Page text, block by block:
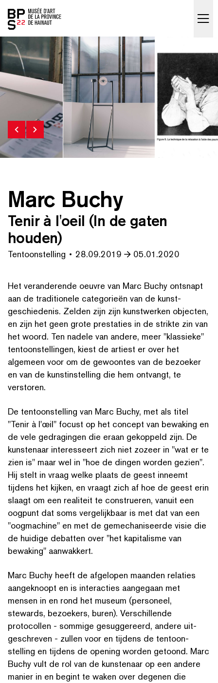
skip_to_content
Accueil
Marc Buchy
Tenir à l'oeil (In de gaten
houden)
Tentoonstelling 28.09.2019 05.01.2020
Het veran­derende oeuvre van Marc Buchy ontsnapt
aan de tra­di­tionele categorieën van de kun­st­
geschiede­nis. Zelden zijn zijn kunstwerken objecten,
en zijn het geen grote prestaties in de strikte zin van
het woord. Ten nadele van andere, meer "klassieke"
ten­toon­stellin­gen, kiest de artiest er over het
algemeen voor om de gewoontes van de bezoeker
en van de kun­stin­stelling die hem ontvangt, te
verstoren.
De ten­toon­stelling van Marc Buchy, met als titel
"Tenir à l'œil" focust op het concept van bewaking en
de vele gedragingen die eraan gekoppeld zijn. De
kunstenaar inter­esseert zich niet zozeer in "wat er te
zien is" maar wel in "hoe de dingen worden gezien".
Hij stelt in vraag welke plaats de geest inneemt
tijdens het kijken, en vraagt zich af hoe de geest erin
slaagt om een realiteit te construeren, vanuit een
oogpunt dat soms vergelijk­baar is met dat van een
"oogmachine" en met de gemech­a­niseerde visie die
de huidige debatten over "het kapitalisme van
bewaking" aanwakkert.
Marc Buchy heeft de afgelopen maanden relaties
aangeknoopt en is interacties aangegaan met
mensen in en rond het museum (personeel,
stewards, bezoekers, buren). Ver­schil­lende
protocollen - sommige gesug­gereerd, andere uit­
geschreven - zullen voor en tijdens de ten­toon­
stelling en tijdens de opening worden getoond. Marc
Buchy vult de rol van de kunstenaar op een andere
manier in en begint te waken over degenen die